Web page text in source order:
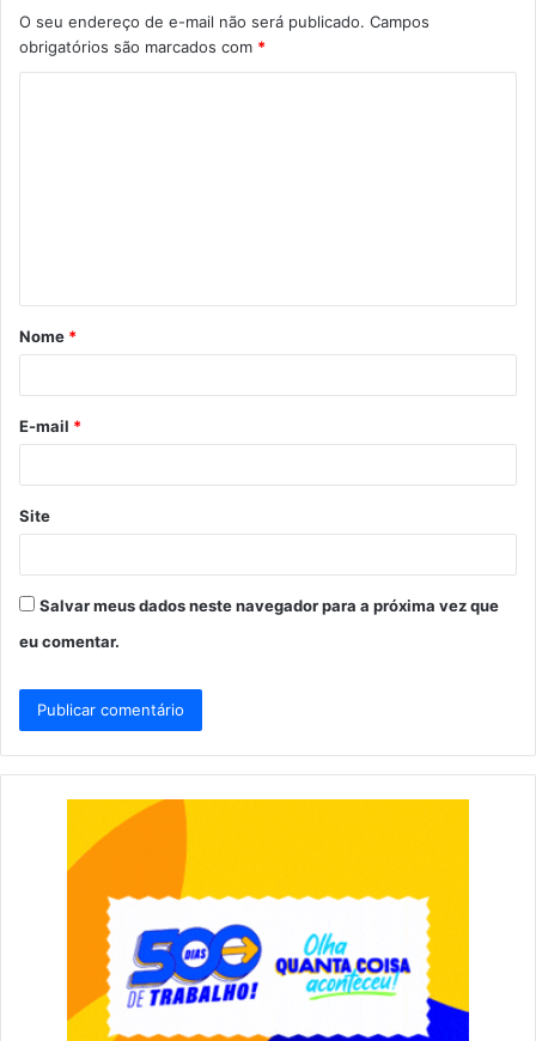
O seu endereço de e-mail não será publicado. Campos
obrigatórios são marcados com *
á
r
*
Nome *
E-mail *
Site
Salvar meus dados neste navegador para a próxima vez que
eu comentar.